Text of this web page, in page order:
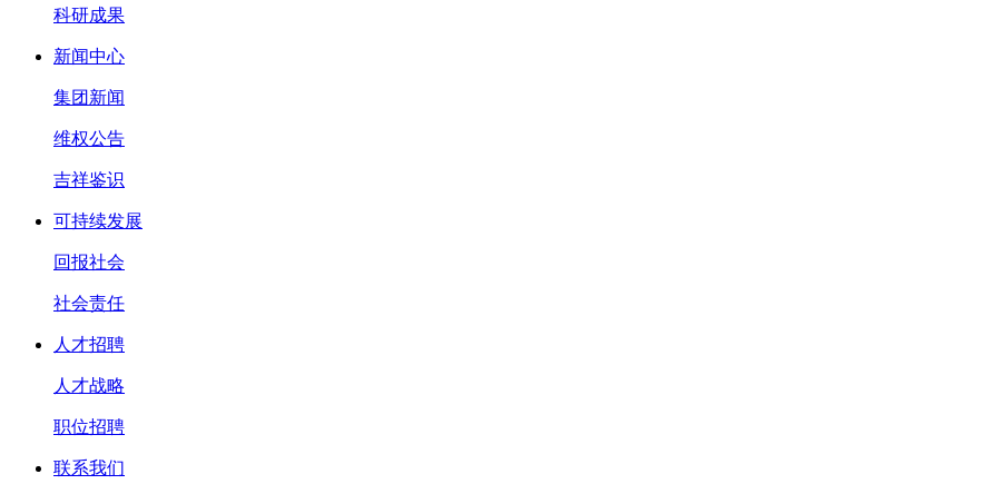
科研成果
新闻中心
集团新闻
维权公告
吉祥鉴识
可持续发展
回报社会
社会责任
人才招聘
人才战略
职位招聘
联系我们